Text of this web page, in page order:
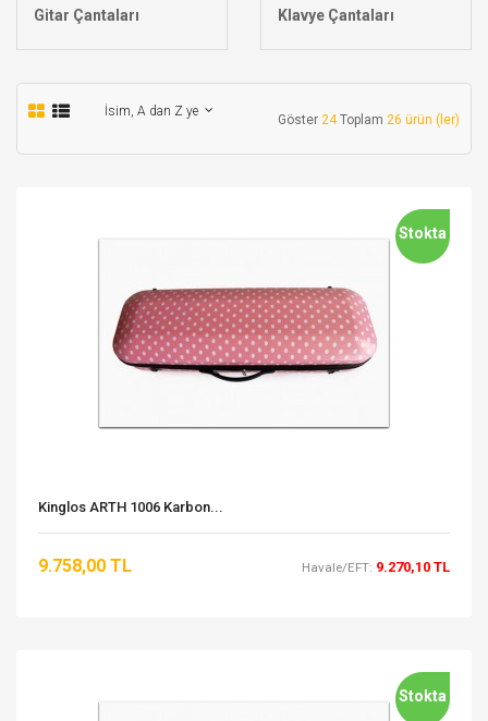
Gitar Çantaları Klavye Çantaları
İsim, A dan Z ye
Göster 24Toplam 26 ürün (ler)
Stokta
Kinglos ARTH 1006 Karbon...
9.758,00 TL Havale/EFT: 9.270,10 TL
Stokta